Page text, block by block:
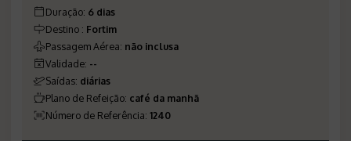
Duração: 6 dias
Destino : Fortim
Passagem Aérea: não inclusa
Validade: --
Saídas: diárias
Plano de Refeição: café da manhã
Número de Referência: 1240